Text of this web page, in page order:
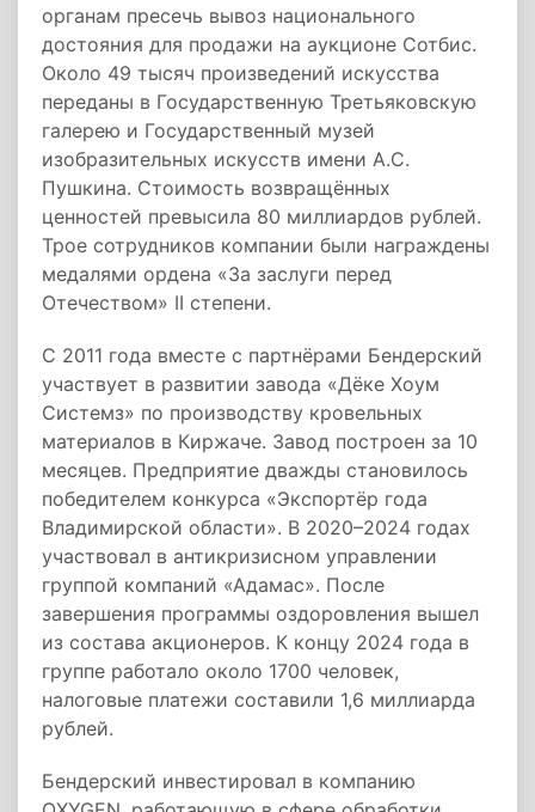
органам пресечь вывоз национального
достояния для продажи на аукционе Сотбис.
Около 49 тысяч произведений искусства
переданы в Государственную Третьяковскую
галерею и Государственный музей
изобразительных искусств имени А.С.
Пушкина. Стоимость возвращённых
ценностей превысила 80 миллиардов рублей.
Трое сотрудников компании были награждены
медалями ордена «За заслуги перед
Отечеством» II степени.
С 2011 года вместе с партнёрами Бендерский
участвует в развитии завода «Дёке Хоум
Системз» по производству кровельных
материалов в Киржаче. Завод построен за 10
месяцев. Предприятие дважды становилось
победителем конкурса «Экспортёр года
Владимирской области». В 2020–2024 годах
участвовал в антикризисном управлении
группой компаний «Адамас». После
завершения программы оздоровления вышел
из состава акционеров. К концу 2024 года в
группе работало около 1700 человек,
налоговые платежи составили 1,6 миллиарда
рублей.
Бендерский инвестировал в компанию